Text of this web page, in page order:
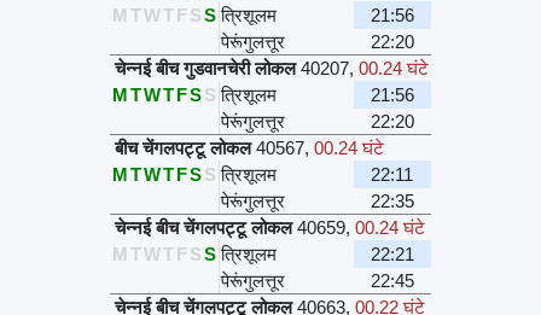
M TWTFSS त्रिशूलम
21:56
पेरूंगुलत्तूर
22:20
चेन्नई बीच गुडवानचेरी लोकल 40207, 00.24 घंटे
MTWTFSS त्रिशूलम
21:56
पेरूंगुलत्तूर
22:20
बीच चेंगलपट्टू लोकल 40567, 00.24 घंटे
MTWTFSS त्रिशूलम
22:11
पेरूंगुलत्तूर
22:35
चेन्नई बीच चेंगलपट्टू लोकल 40659, 00.24 घंटे
M TWTFSS त्रिशूलम
22:21
पेरूंगुलत्तूर
22:45
चेन्नई बीच चेंगलपट्टू लोकल 40663, 00.22 घंटे